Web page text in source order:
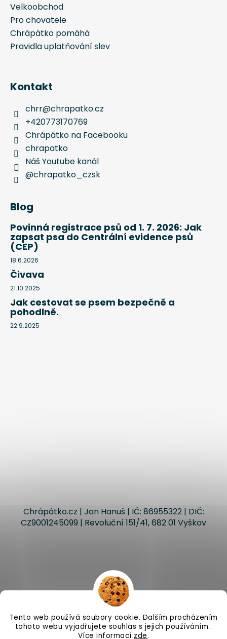
Tento web používá soubory cookie. Dalším procházením
tohoto webu vyjadřujete souhlas s jejich používáním..
Více informací zde.
Velkoobchod
Pro chovatele
Chrápátko pomáhá
Pravidla uplatňování slev
Kontakt
chrr@chrapatko.cz
+420773170769
Chrápátko na Facebooku
chrapatko
Náš Youtube kanál
@chrapatko_czsk
Blog
Povinná registrace psů od 1. 7. 2026: Jak
zapsat psa do Centrální evidence psů
(CEP)
18.6.2026
Čivava
21.10.2025
Jak cestovat se psem bezpečně a
pohodlně.
22.9.2025
Chrápátko.cz | Jan Hanuš | IČ: 86955322 | DIČ:
CZ9001245099 | Revoluční 151/41, 682 01 Vyškov